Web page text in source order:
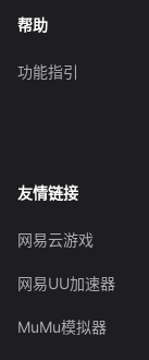
帮助
功能指引
友情链接
网易云游戏
网易UU加速器
MuMu模拟器